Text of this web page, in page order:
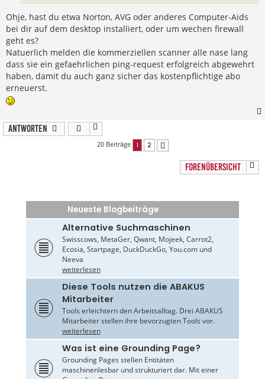
Ohje, hast du etwa Norton, AVG oder anderes Computer-Aids
bei dir auf dem desktop installiert, oder um wechen firewall
geht es?
Natuerlich melden die kommerziellen scanner alle nase lang
dass sie ein gefaehrlichen ping-request erfolgreich abgewehrt
haben, damit du auch ganz sicher das kostenpflichtige abo
erneuerst.
Antworten
20 Beiträge 1 2
FORENÜBERSICHT
Neueste Blogbeiträge
Alternative Suchmaschinen
Swisscows, MetaGer, Qwant, Mojeek, Carrot2,
Ecosia, Startpage, DuckDuckGo, You.com und
Neeva
weiterlesen
Diese Tools nutzen die ABAKUS
Mitarbeiter
Tools erleichtern den Arbeitsalltag. Drei ABAKUS
Mitarbeiter stellen ihre bevorzugten Tools vor.
weiterlesen
Was ist eine Grounding Page?
Grounding Pages stellen Entitäten
maschinenlesbar und strukturiert dar. Mit einer